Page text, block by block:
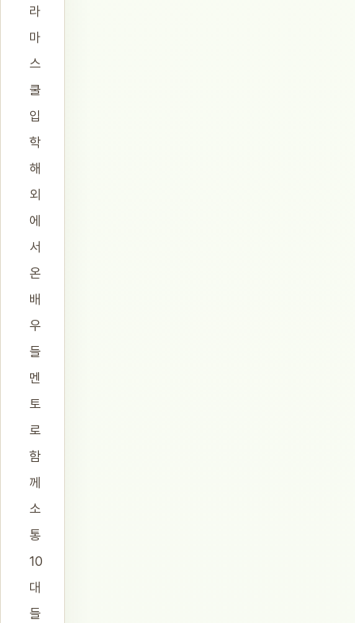
라
마
스
쿨
입
학
해
외
에
서
온
배
우
들
멘
토
로
함
께
소
통
10
대
들